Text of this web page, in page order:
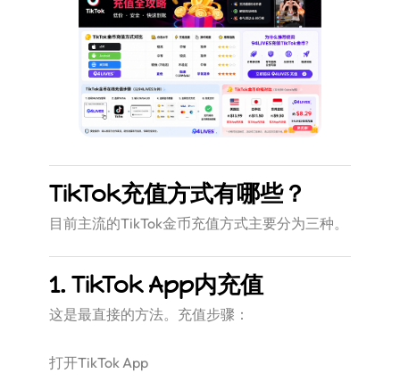
TikTok充值方式有哪些？
目前主流的TikTok金币充值方式主要分为三种。
1. TikTok App内充值
这是最直接的方法。充值步骤：
打开TikTok App